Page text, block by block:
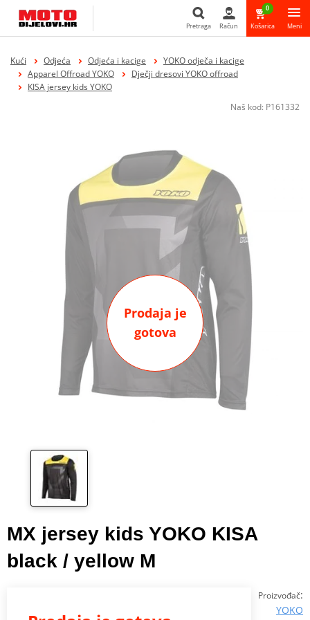
Pretraga Račun
0
Košarica Meni
Kući Odjeća Odjeća i kacige
YOKO odječa i kacige
Apparel Offroad YOKO
Dječji dresovi YOKO offroad
KISA jersey kids YOKO
Naš kod: P161332
Prodaja je
gotova
MX jersey kids YOKO KISA
black / yellow M
Proizvođač:
YOKO